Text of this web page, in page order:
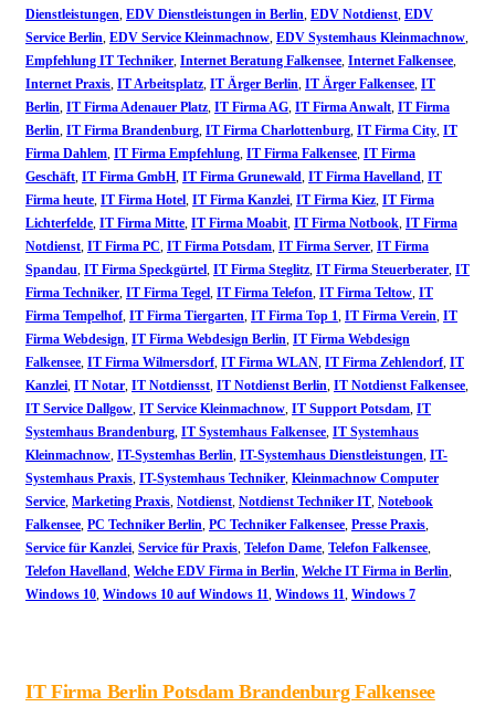
Dienstleistungen EDV Dienstleistungen in Berlin EDV Notdienst EDV
Service Berlin EDV Service Kleinmachnow EDV Systemhaus Kleinmachnow
Empfehlung IT Techniker Internet Beratung Falkensee Internet Falkensee
Internet Praxis IT Arbeitsplatz IT Ärger Berlin IT Ärger Falkensee IT
Berlin IT Firma Adenauer Platz IT Firma AG IT Firma Anwalt IT Firma
Berlin IT Firma Brandenburg IT Firma Charlottenburg IT Firma City IT
Firma Dahlem IT Firma Empfehlung IT Firma Falkensee IT Firma
Geschäft IT Firma GmbH IT Firma Grunewald IT Firma Havelland IT
Firma heute IT Firma Hotel IT Firma Kanzlei IT Firma Kiez IT Firma
Lichterfelde IT Firma Mitte IT Firma Moabit IT Firma Notbook IT Firma
Notdienst IT Firma PC IT Firma Potsdam IT Firma Server IT Firma
Spandau IT Firma Speckgürtel IT Firma Steglitz IT Firma Steuerberater IT
Firma Techniker IT Firma Tegel IT Firma Telefon IT Firma Teltow IT
Firma Tempelhof, IT Firma Tiergarten IT Firma Top 1 IT Firma Verein IT
Firma Webdesign IT Firma Webdesign Berlin IT Firma Webdesign
Falkensee IT Firma Wilmersdorf, IT Firma WLAN IT Firma Zehlendorf, IT
Kanzlei IT Notar IT Notdiensst IT Notdienst Berlin IT Notdienst Falkensee
IT Service Dallgow IT Service Kleinmachnow IT Support Potsdam IT
Systemhaus Brandenburg IT Systemhaus Falkensee IT Systemhaus
Kleinmachnow IT-Systemhas Berlin IT-Systemhaus Dienstleistungen IT-
Systemhaus Praxis IT-Systemhaus Techniker Kleinmachnow Computer
Service Marketing Praxis Notdienst Notdienst Techniker IT Notebook
Falkensee PC Techniker Berlin PC Techniker Falkensee Presse Praxis
Service für Kanzlei Service für Praxis Telefon Dame Telefon Falkensee
Telefon Havelland Welche EDV Firma in Berlin Welche IT Firma in Berlin
Windows 10 Windows 10 auf Windows 11 Windows 11 Windows 7
IT Firma Berlin Potsdam Brandenburg Falkensee